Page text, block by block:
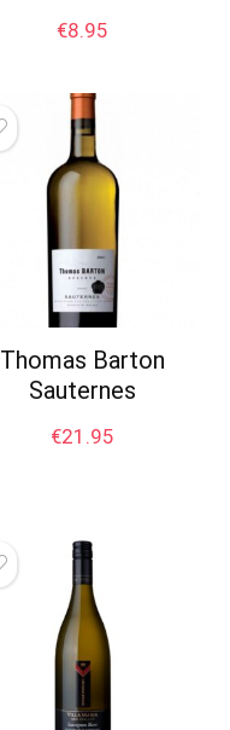
€8.95
Thomas Barton
Sauternes
€21.95